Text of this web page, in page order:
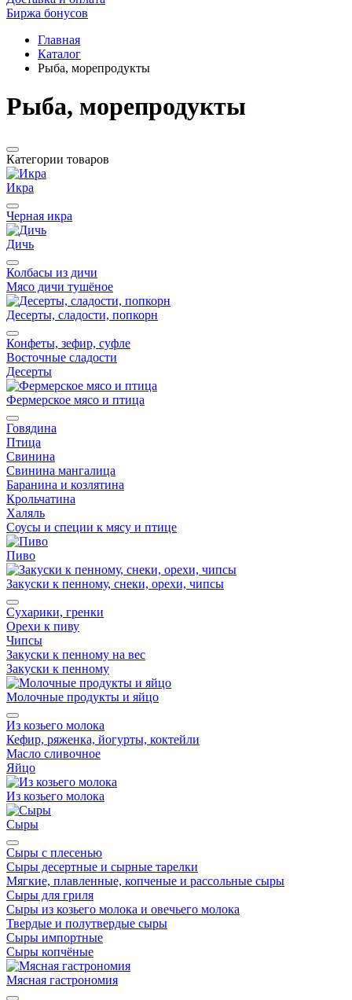
Биржа бонусов
Главная
Каталог
Рыба, морепродукты
Рыба, морепродукты
Категории товаров
Икра
Черная икра
Дичь
Колбасы из дичи
Мясо дичи тушёное
Десерты, сладости, попкорн
Конфеты, зефир, суфле
Восточные сладости
Десерты
Фермерское мясо и птица
Говядина
Птица
Свинина
Свинина мангалица
Баранина и козлятина
Крольчатина
Халяль
Соусы и специи к мясу и птице
Пиво
Закуски к пенному, снеки, орехи, чипсы
Сухарики, гренки
Орехи к пиву
Чипсы
Закуски к пенному на вес
Закуски к пенному
Молочные продукты и яйцо
Из козьего молока
Кефир, ряженка, йогурты, коктейли
Масло сливочное
Яйцо
Из козьего молока
Сыры
Сыры с плесенью
Сыры десертные и сырные тарелки
Мягкие, плавленные, копченые и рассольные сыры
Сыры для гриля
Сыры из козьего молока и овечьего молока
Твердые и полутвердые сыры
Сыры импортные
Сыры копчёные
Мясная гастрономия